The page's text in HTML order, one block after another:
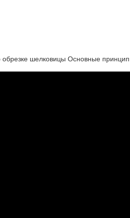
обрезке шелковицы Основные